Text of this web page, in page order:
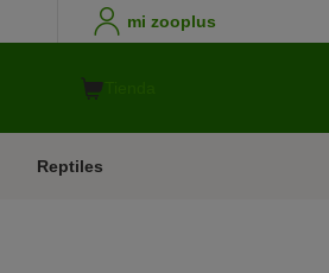
mi zooplus
Reptiles